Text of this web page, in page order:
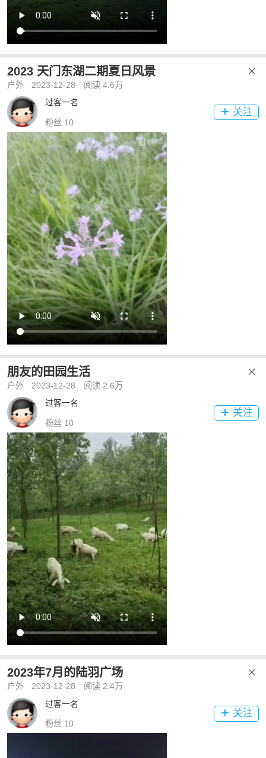
2023 天门东湖二期夏日风景 
户外 2023-12-28
阅读 4.6万
过客一名
粉丝 10
 关注
朋友的田园生活 
户外 2023-12-28
阅读 2.6万
过客一名
粉丝 10
 关注
2023年7月的陆羽广场 
户外 2023-12-28
阅读 2.4万
过客一名
粉丝 10
 关注